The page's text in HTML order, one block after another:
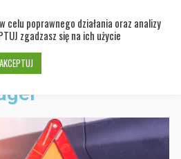
do awansu -
celu poprawnego działania oraz analizy
zgadzasz się na ich użycie
AKCEPTUJ